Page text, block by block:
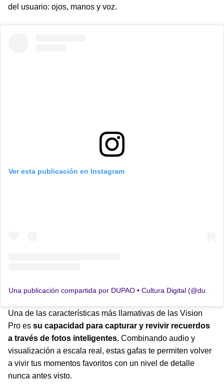
del usuario: ojos, manos y voz.
Ver esta publicación en Instagram
Una publicación compartida por DUPAO • Cultura Digital (@dupaonews)
Una de las características más llamativas de las Vision
Pro es su capacidad para capturar y revivir recuerdos
a través de fotos inteligentes. Combinando audio y
visualización a escala real, estas gafas te permiten volver
a vivir tus momentos favoritos con un nivel de detalle
nunca antes visto.